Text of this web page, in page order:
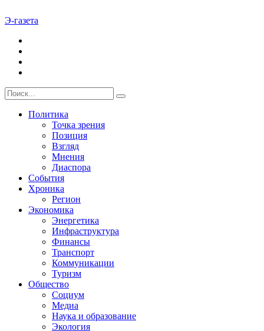
Э-газета
Политика
Точка зрения
Позиция
Взгляд
Мнения
Диаспора
События
Хроника
Регион
Экономика
Энергетика
Инфраструктура
Финансы
Транспорт
Коммуникации
Туризм
Общество
Социум
Медиа
Наука и образование
Экология